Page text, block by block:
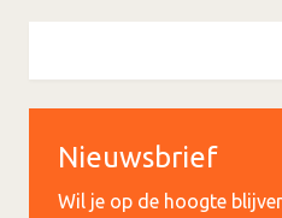
Nieuwsbrief
Wil je op de hoogte